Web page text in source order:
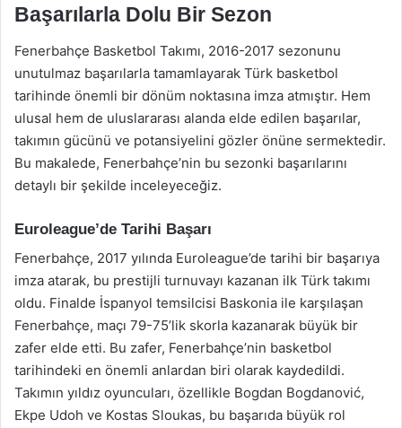
Başarılarla Dolu Bir Sezon
Fenerbahçe Basketbol Takımı, 2016-2017 sezonunu
unutulmaz başarılarla tamamlayarak Türk basketbol
tarihinde önemli bir dönüm noktasına imza atmıştır. Hem
ulusal hem de uluslararası alanda elde edilen başarılar,
takımın gücünü ve potansiyelini gözler önüne sermektedir.
Bu makalede, Fenerbahçe’nin bu sezonki başarılarını
detaylı bir şekilde inceleyeceğiz.
Euroleague’de Tarihi Başarı
Fenerbahçe, 2017 yılında Euroleague’de tarihi bir başarıya
imza atarak, bu prestijli turnuvayı kazanan ilk Türk takımı
oldu. Finalde İspanyol temsilcisi Baskonia ile karşılaşan
Fenerbahçe, maçı 79-75’lik skorla kazanarak büyük bir
zafer elde etti. Bu zafer, Fenerbahçe’nin basketbol
tarihindeki en önemli anlardan biri olarak kaydedildi.
Takımın yıldız oyuncuları, özellikle Bogdan Bogdanović,
Ekpe Udoh ve Kostas Sloukas, bu başarıda büyük rol